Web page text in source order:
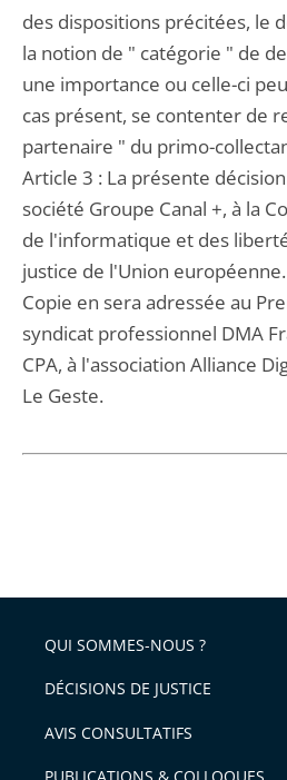
des dispositions précitées, le
la notion de " catégorie " de
une importance ou celle-ci
cas présent, se contenter de
partenaire " du primo-
Article 3 : La présente
société Groupe Canal +, à la
de l'informatique et des
justice de l'Union européenne.
Copie en sera adressée au
syndicat professionnel DMA
CPA, à l'association Alliance
Le Geste.
QUI SOMMES-NOUS ?
DÉCISIONS DE JUSTICE
AVIS CONSULTATIFS